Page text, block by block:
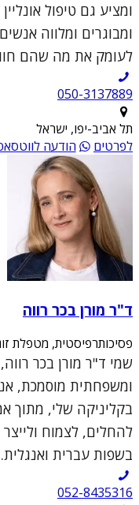
ומציע גם טיפול
ומבוגרים ומלווה
לעומק את מה שהם
050-3137889
תל אביב-יפו, ישראל
לפרטים
הודעה
ד"ר מורן בכר רווה
פסיכותרפיסטית, מטפלת
שמי ד"ר מורן בכר
ומשפחתית מוסמכת,
בקליניקה שלי, מתוך
להחלים, לצמוח ולייצר
בשפות עברית
052-8435316